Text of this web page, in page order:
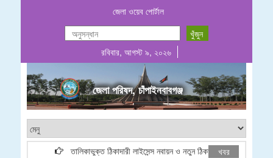
জেলা ওয়েব পোর্টাল
রবিবার, আগস্ট ৯, ২০২৬
জেলা পরিষদ, চাঁপাইনবাবগঞ্জ
তালিকাভুক্ত ঠিকাদারী লাইসেন্স নবায়ন ও নতুন ঠিকাদারী তালিকা ভুক্তি
খবর